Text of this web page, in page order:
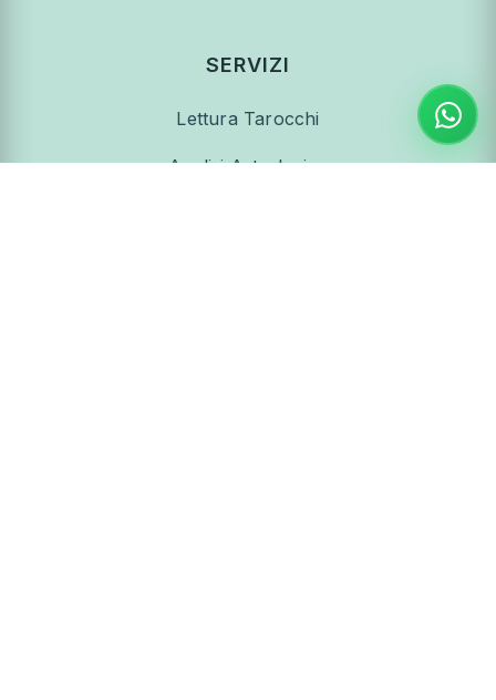
SERVIZI
Lettura Tarocchi
Analisi Astrologica